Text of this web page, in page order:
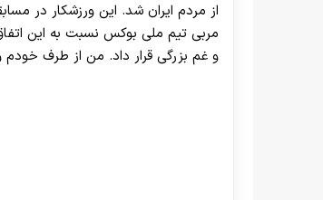
از مردم ایران شد. این ورزشکار در
مربی تیم ملی بوکس نسبت به این
و غم بزرگی قرار داد. من از طرف خودم